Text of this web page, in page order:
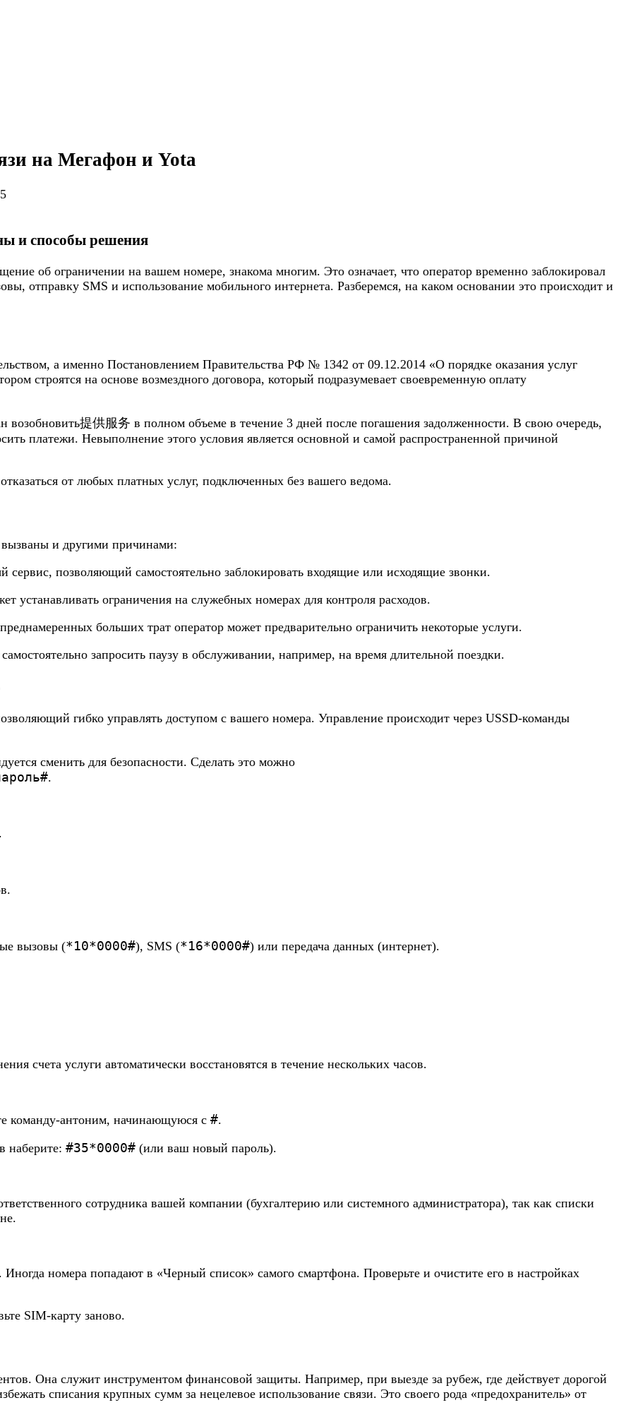
на Мегафон и Yota
и способы решения
об ограничении на вашем номере, знакома многим. Это означает, что оператор временно заблокировал
отправку SMS и использование мобильного интернета. Разберемся, на каком основании это происходит и
а именно Постановлением Правительства РФ № 1342 от 09.12.2014 «О порядке оказания услуг
строятся на основе возмездного договора, который подразумевает своевременную оплату
возобновить提供服务 в полном объеме в течение 3 дней после погашения задолженности. В свою очередь,
платежи. Невыполнение этого условия является основной и самой распространенной причиной
от любых платных услуг, подключенных без вашего ведома.
и другими причинами:
сервис, позволяющий самостоятельно заблокировать входящие или исходящие звонки.
устанавливать ограничения на служебных номерах для контроля расходов.
больших трат оператор может предварительно ограничить некоторые услуги.
запросить паузу в обслуживании, например, на время длительной поездки.
гибко управлять доступом с вашего номера. Управление происходит через USSD-команды
сменить для безопасности. Сделать это можно
.
вызовы (*10*0000#), SMS (*16*0000#) или передача данных (интернет).
счета услуги автоматически восстановятся в течение нескольких часов.
команду-антоним, начинающуюся с #.
наберите: #35*0000# (или ваш новый пароль).
сотрудника вашей компании (бухгалтерию или системного администратора), так как списки
номера попадают в «Черный список» самого смартфона. Проверьте и очистите его в настройках
SIM-карту заново.
Она служит инструментом финансовой защиты. Например, при выезде за рубеж, где действует дорогой
списания крупных сумм за нецелевое использование связи. Это своего рода «предохранитель» от